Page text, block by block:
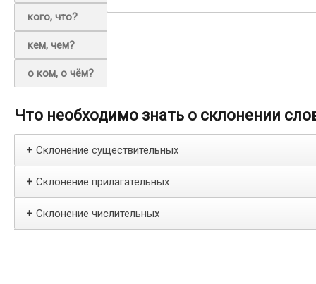
кого, что?
кем, чем?
о ком, о чём?
Что необходимо знать о склонении
+ Склонение существительных
+ Склонение прилагательных
+ Склонение числительных